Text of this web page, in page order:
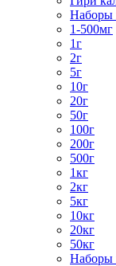
Наборы
1-500мг
1г
2г
5г
10г
20г
50г
100г
200г
500г
1кг
2кг
5кг
10кг
20кг
50кг
Наборы